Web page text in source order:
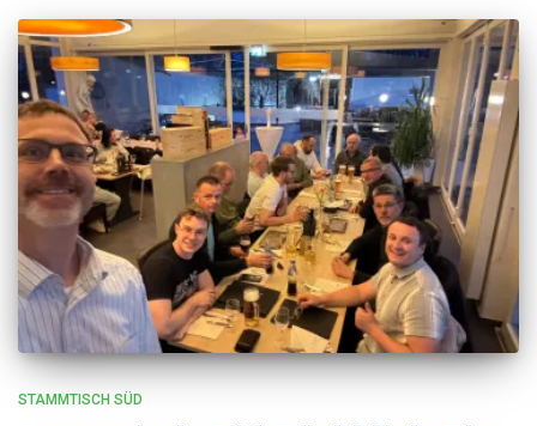
STAMMTISCH SÜD